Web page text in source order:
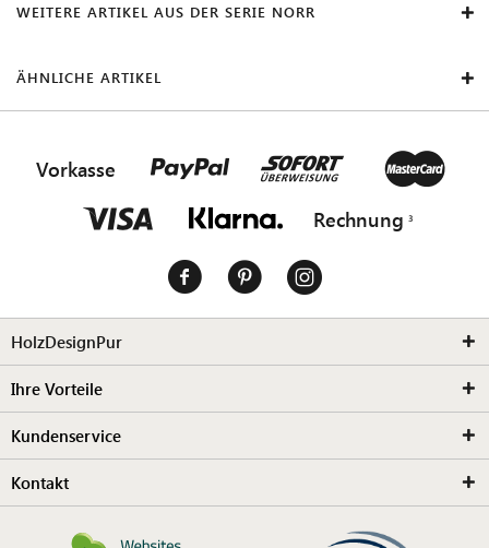
WEITERE ARTIKEL AUS DER SERIE NORR
ÄHNLICHE ARTIKEL
Vorkasse
Rechnung
HolzDesignPur
Ihre Vorteile
Kundenservice
Kontakt